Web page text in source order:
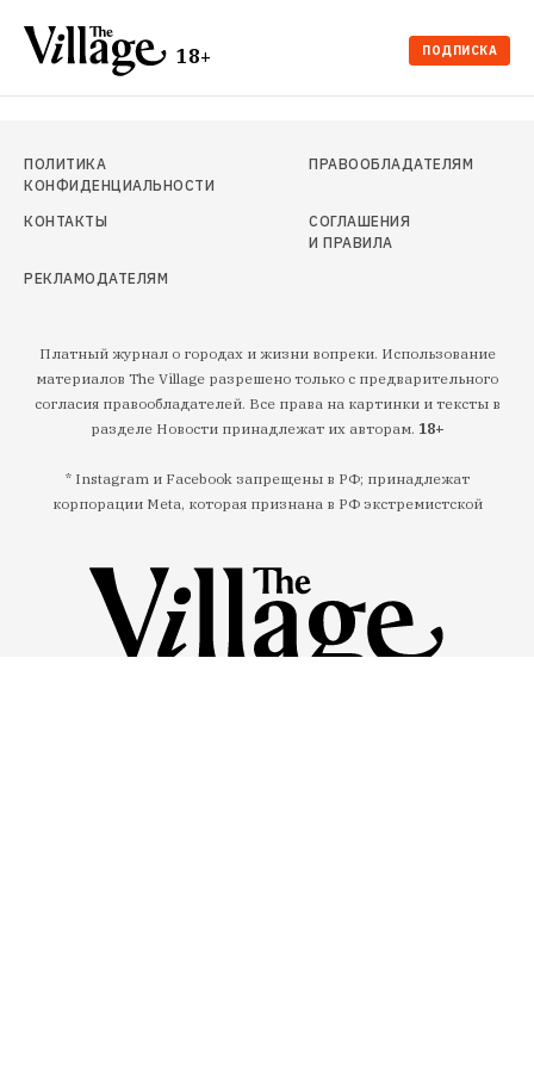
18+ ПОДПИСКА
ПОЛИТИКА
КОНФИДЕНЦИАЛЬНОСТИ
ПРАВООБЛАДАТЕЛЯМ
КОНТАКТЫ
СОГЛАШЕНИЯ
И ПРАВИЛА
РЕКЛАМОДАТЕЛЯМ
Платный журнал о городах и жизни вопреки. Использование
материалов The Village разрешено только с предварительного
согласия правообладателей. Все права на картинки и тексты в
разделе Новости принадлежат их авторам. 18+
* Instagram и Facebook запрещены в РФ; принадлежат
корпорации Meta, которая признана в РФ экстремистской